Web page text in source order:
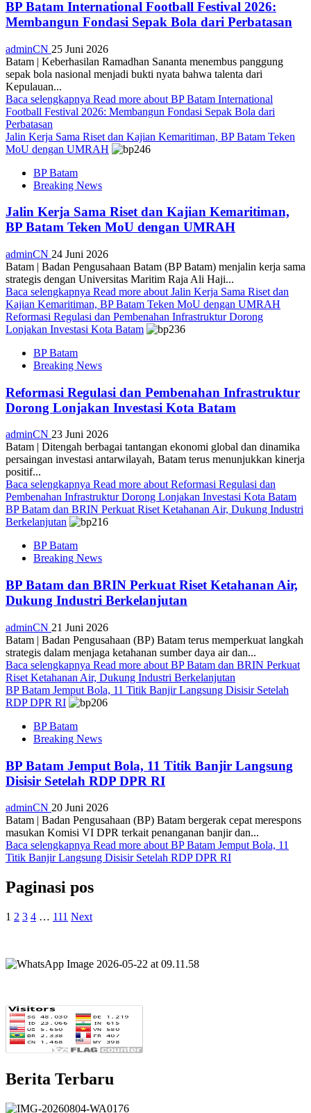
BP Batam International Football Festival 2026:
Membangun Fondasi Sepak Bola dari Perbatasan
adminCN 25 Juni 2026
Batam | Keberhasilan Ramadhan Sananta menembus panggung
sepak bola nasional menjadi bukti nyata bahwa talenta dari
Kepulauan...
Baca selengkapnya Read more about BP Batam International
Football Festival 2026: Membangun Fondasi Sepak Bola dari
Perbatasan
Jalin Kerja Sama Riset dan Kajian Kemaritiman, BP Batam Teken
MoU dengan UMRAH
BP Batam
Breaking News
Jalin Kerja Sama Riset dan Kajian Kemaritiman,
BP Batam Teken MoU dengan UMRAH
adminCN 24 Juni 2026
Batam | Badan Pengusahaan Batam (BP Batam) menjalin kerja sama
strategis dengan Universitas Maritim Raja Ali Haji...
Baca selengkapnya Read more about Jalin Kerja Sama Riset dan
Kajian Kemaritiman, BP Batam Teken MoU dengan UMRAH
Reformasi Regulasi dan Pembenahan Infrastruktur Dorong
Lonjakan Investasi Kota Batam
BP Batam
Breaking News
Reformasi Regulasi dan Pembenahan Infrastruktur
Dorong Lonjakan Investasi Kota Batam
adminCN 23 Juni 2026
Batam | Ditengah berbagai tantangan ekonomi global dan dinamika
persaingan investasi antarwilayah, Batam terus menunjukkan kinerja
positif...
Baca selengkapnya Read more about Reformasi Regulasi dan
Pembenahan Infrastruktur Dorong Lonjakan Investasi Kota Batam
BP Batam dan BRIN Perkuat Riset Ketahanan Air, Dukung Industri
Berkelanjutan
BP Batam
Breaking News
BP Batam dan BRIN Perkuat Riset Ketahanan Air,
Dukung Industri Berkelanjutan
adminCN 21 Juni 2026
Batam | Badan Pengusahaan (BP) Batam terus memperkuat langkah
strategis dalam menjaga ketahanan sumber daya air dan...
Baca selengkapnya Read more about BP Batam dan BRIN Perkuat
Riset Ketahanan Air, Dukung Industri Berkelanjutan
BP Batam Jemput Bola, 11 Titik Banjir Langsung Disisir Setelah
RDP DPR RI
BP Batam
Breaking News
BP Batam Jemput Bola, 11 Titik Banjir Langsung
Disisir Setelah RDP DPR RI
adminCN 20 Juni 2026
Batam | Badan Pengusahaan (BP) Batam bergerak cepat merespons
masukan Komisi VI DPR terkait penanganan banjir dan...
Baca selengkapnya Read more about BP Batam Jemput Bola, 11
Titik Banjir Langsung Disisir Setelah RDP DPR RI
Paginasi pos
1 2 3 4 … 111 Next
Berita Terbaru